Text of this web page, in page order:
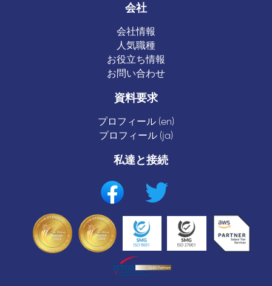
会社
会社情報
人気職種
お役立ち情報
お問い合わせ
資料要求
プロフィール (en)
プロフィール (ja)
私達と接続